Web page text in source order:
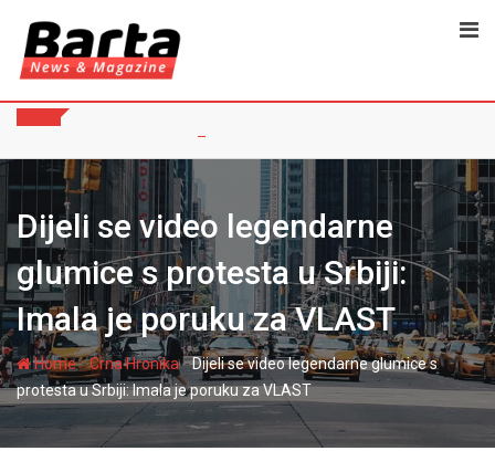
content
Dijeli se video legendarne
glumice s protesta u Srbiji:
Imala je poruku za VLAST
Home-Crna Hronika-Dijeli se video legendarne glumice s
protesta u Srbiji: Imala je poruku za VLAST